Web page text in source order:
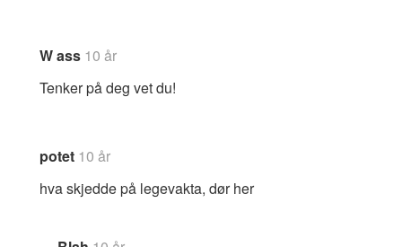
W ass 10 år
Tenker på deg vet du!
potet 10 år
hva skjedde på legevakta, dør her